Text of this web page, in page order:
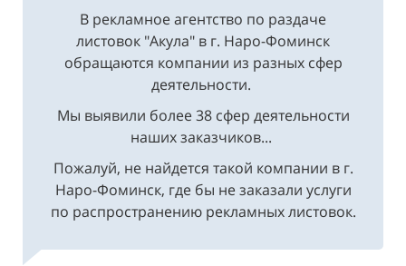
обращаются компании из разных сфер
деятельности.
Мы выявили более 38 сфер деятельности
наших заказчиков...
Пожалуй, не найдется такой компании в г.
по распространению рекламных листовок.